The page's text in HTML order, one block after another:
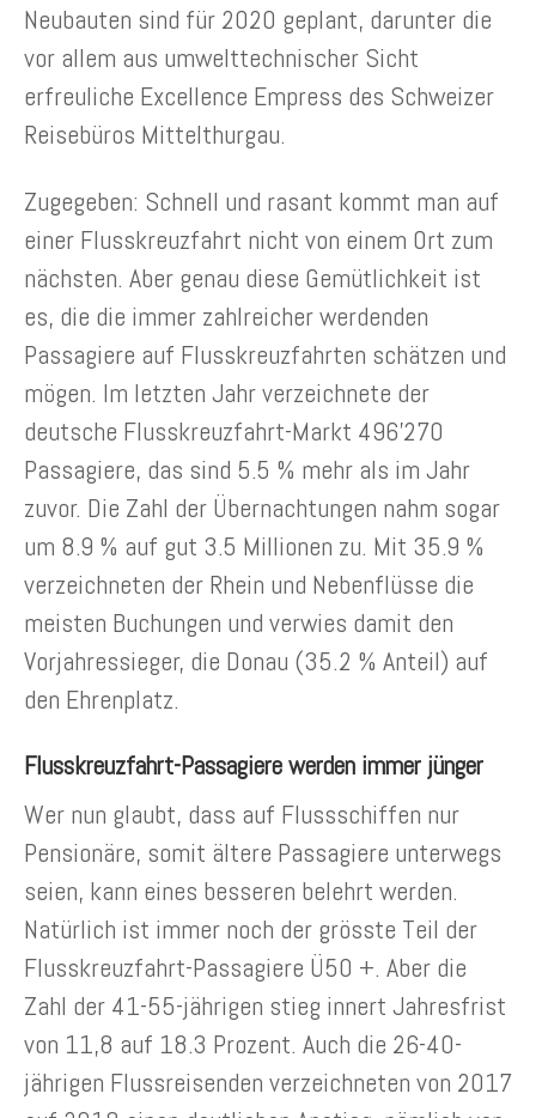
Neubauten sind für 2020 geplant, darunter die
vor allem aus umwelttechnischer Sicht
erfreuliche Excellence Empress des Schweizer
Reisebüros Mittelthurgau.
Zugegeben: Schnell und rasant kommt man auf
einer Flusskreuzfahrt nicht von einem Ort zum
nächsten. Aber genau diese Gemütlichkeit ist
es, die die immer zahlreicher werdenden
Passagiere auf Flusskreuzfahrten schätzen und
mögen. Im letzten Jahr verzeichnete der
deutsche Flusskreuzfahrt-Markt 496’270
Passagiere, das sind 5.5 % mehr als im Jahr
zuvor. Die Zahl der Übernachtungen nahm sogar
um 8.9 % auf gut 3.5 Millionen zu. Mit 35.9 %
verzeichneten der Rhein und Nebenflüsse die
meisten Buchungen und verwies damit den
Vorjahressieger, die Donau (35.2 % Anteil) auf
den Ehrenplatz.
Flusskreuzfahrt-Passagiere werden immer jünger
Wer nun glaubt, dass auf Flussschiffen nur
Pensionäre, somit ältere Passagiere unterwegs
seien, kann eines besseren belehrt werden.
Natürlich ist immer noch der grösste Teil der
Flusskreuzfahrt-Passagiere Ü50 +. Aber die
Zahl der 41-55-jährigen stieg innert Jahresfrist
von 11,8 auf 18.3 Prozent. Auch die 26-40-
jährigen Flussreisenden verzeichneten von 2017